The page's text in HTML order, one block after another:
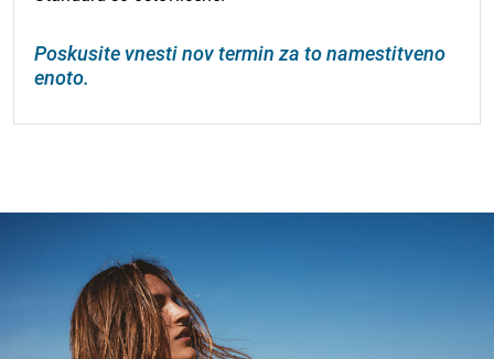
Poskusite vnesti nov termin za to namestitveno
enoto.